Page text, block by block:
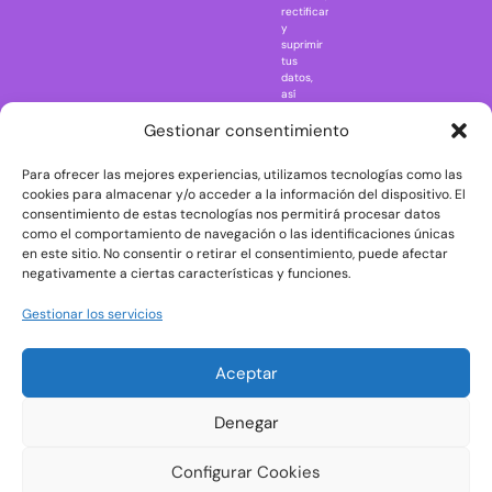
Gestionar consentimiento
Para ofrecer las mejores experiencias, utilizamos tecnologías como las
cookies para almacenar y/o acceder a la información del dispositivo. El
consentimiento de estas tecnologías nos permitirá procesar datos
como el comportamiento de navegación o las identificaciones únicas
en este sitio. No consentir o retirar el consentimiento, puede afectar
negativamente a ciertas características y funciones.
Gestionar los servicios
Aceptar
Denegar
Configurar Cookies
Rick and
The Big Bang
Theory
The Blues
Brothers
The
The Shining
rectificar
y
suprimir
tus
datos,
así
ejercer
consultando
la
información
adicional
y
detallada
sobre